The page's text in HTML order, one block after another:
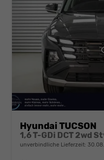
Hyundai TUCSON
1,6 T-GDi DCT 2wd
unverbindliche Lieferzeit: